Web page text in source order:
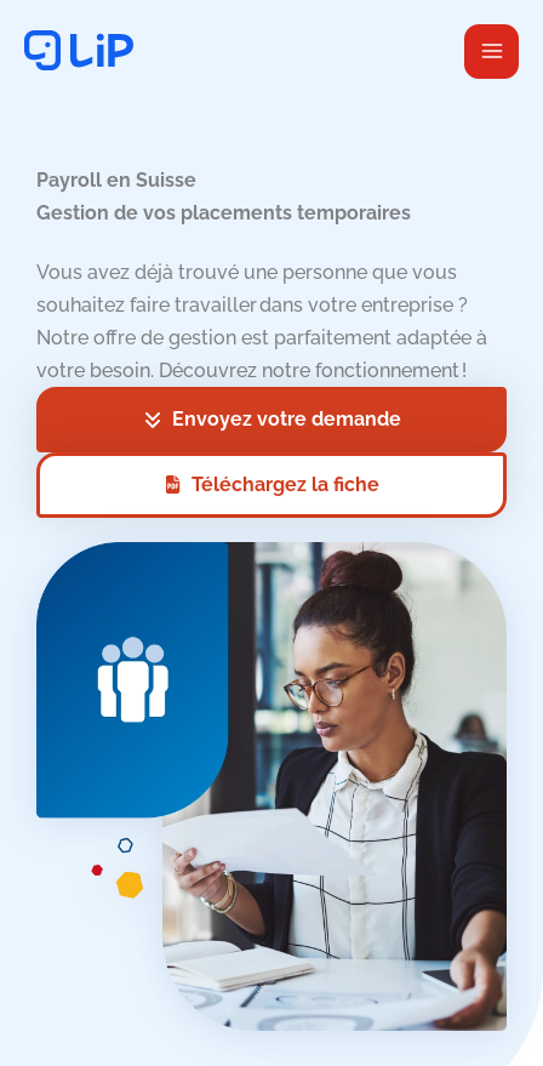
Payroll en Suisse
Gestion de vos placements temporaires
Vous avez déjà trouvé une personne que vous
souhaitez faire travailler dans votre entreprise ?
Notre offre de gestion est parfaitement adaptée à
votre besoin. Découvrez notre fonctionnement !
Envoyez votre demande
Téléchargez la fiche